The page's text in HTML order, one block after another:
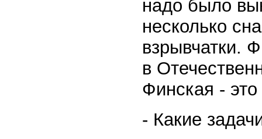
надо было
несколько
взрывчатки.
в
Финская -
- Какие